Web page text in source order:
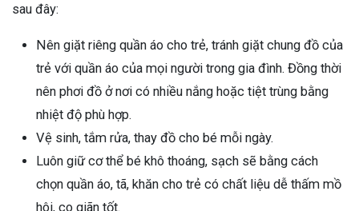
sau đây:
Nên giặt riêng quần áo cho trẻ, tránh giặt chung đồ của
trẻ với quần áo của mọi người trong gia đình. Đồng thời
nên phơi đồ ở nơi có nhiều nắng hoặc tiệt trùng bằng
nhiệt độ phù hợp.
Vệ sinh, tắm rửa, thay đồ cho bé mỗi ngày.
Luôn giữ cơ thể bé khô thoáng, sạch sẽ bằng cách
chọn quần áo, tã, khăn cho trẻ có chất liệu dễ thấm mồ
hôi, co giãn tốt.